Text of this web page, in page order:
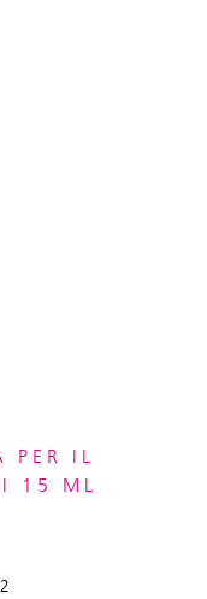
PER IL
15 ML